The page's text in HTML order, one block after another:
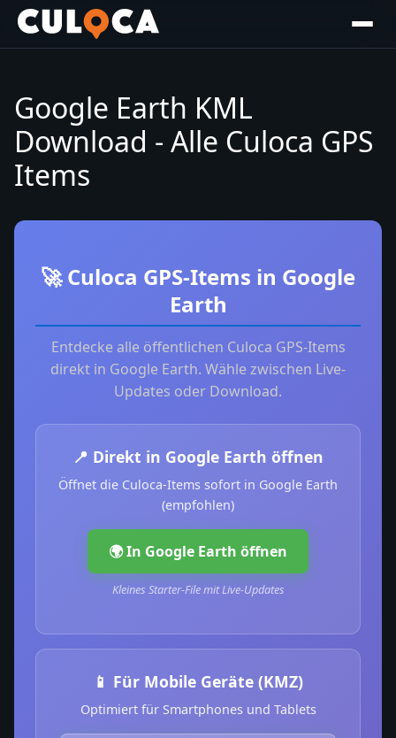
Google Earth KML
Download - Alle Culoca GPS
Items
🚀 Culoca GPS-Items in Google
Earth
Entdecke alle öffentlichen Culoca GPS-Items
direkt in Google Earth. Wähle zwischen Live-
Updates oder Download.
📍 Direkt in Google Earth öffnen
Öffnet die Culoca-Items sofort in Google Earth
(empfohlen)
🌍 In Google Earth öffnen
Kleines Starter-File mit Live-Updates
📱 Für Mobile Geräte (KMZ)
Optimiert für Smartphones und Tablets